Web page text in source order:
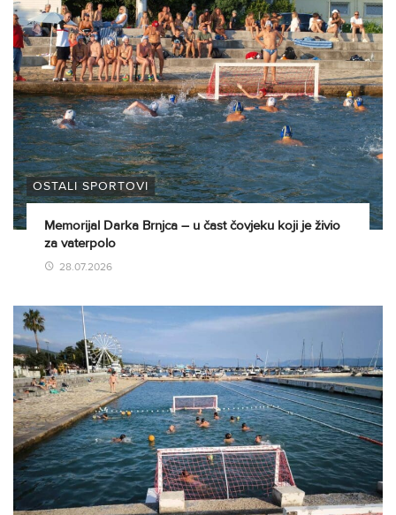
OSTALI SPORTOVI
Memorijal Darka Brnjca – u čast čovjeku koji je živio
za vaterpolo
28.07.2026